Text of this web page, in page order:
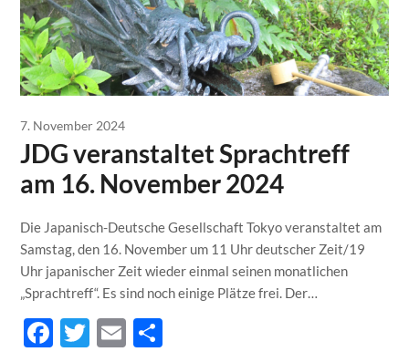
7. November 2024
JDG veranstaltet Sprachtreff
am 16. November 2024
Die Japanisch-Deutsche Gesellschaft Tokyo veranstaltet am
Samstag, den 16. November um 11 Uhr deutscher Zeit/19
Uhr japanischer Zeit wieder einmal seinen monatlichen
„Sprachtreff“. Es sind noch einige Plätze frei. Der…
Facebook
Twitter
Email